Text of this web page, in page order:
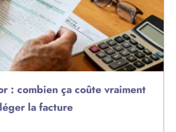
: combien ça coûte vraiment
la facture